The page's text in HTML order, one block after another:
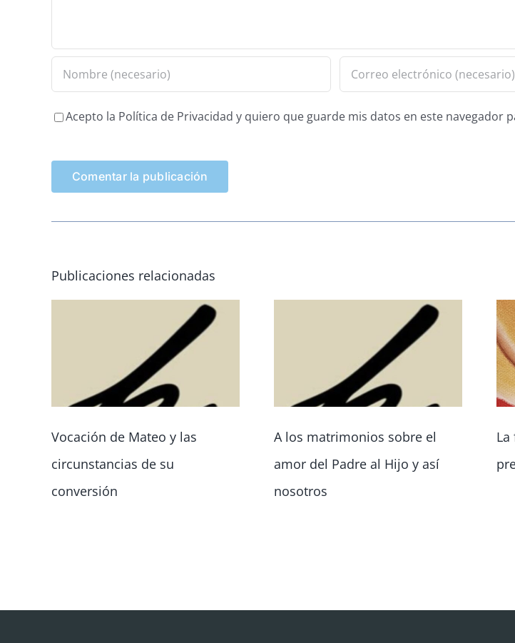
Acepto la Política de Privacidad y quiero que guarde mis datos en este navegador
Publicaciones relacionadas
Vocación de Mateo y las
circunstancias de su
conversión
A los matrimonios sobre el
amor del Padre al Hijo y así
nosotros